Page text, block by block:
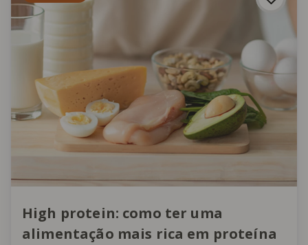
High protein: como ter uma
alimentação mais rica em proteína